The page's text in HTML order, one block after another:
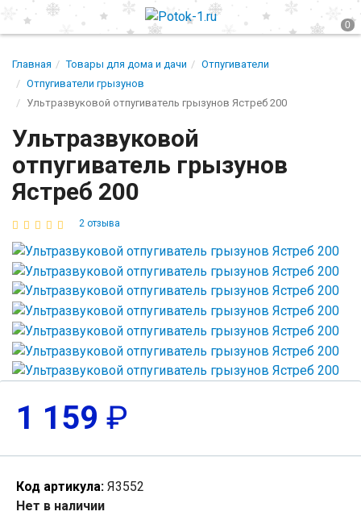
Главная Товары для дома и дачи
Отпугиватели
Отпугиватели грызунов
Ультразвуковой отпугиватель грызунов Ястреб 200
Ультразвуковой
отпугиватель грызунов
Ястреб 200
2 отзыва
1 159 ₽
Код артикула: Я3552
Нет в наличии